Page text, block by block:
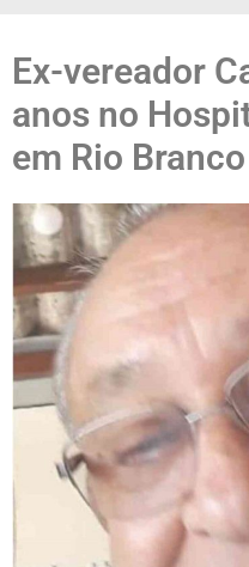
Ex-vereador
anos no
em Rio Branco